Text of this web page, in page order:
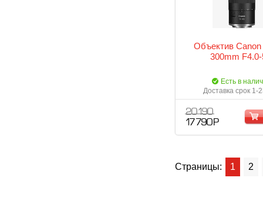
Объектив Canon
300mm
Есть в
Доставка срок 1-
20 190
17 790 Р
Страницы: 1 2